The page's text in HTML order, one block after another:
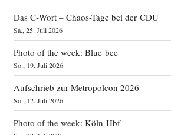
Das C‑Wort – Chaos-Tage bei der CDU
Sa., 25. Juli 2026
Photo of the week: Blue bee
So., 19. Juli 2026
Aufschrieb zur Metropolcon 2026
So., 12. Juli 2026
Photo of the week: Köln Hbf